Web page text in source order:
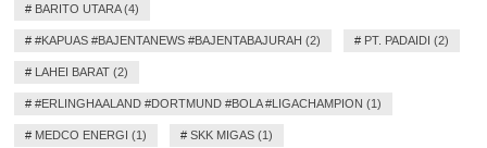
# BARITO UTARA (4)
# #KAPUAS #BAJENTANEWS #BAJENTABAJURAH (2) # PT. PADAIDI (2)
# LAHEI BARAT (2)
# #ERLINGHAALAND #DORTMUND #BOLA #LIGACHAMPION (1)
# MEDCO ENERGI (1) # SKK MIGAS (1)